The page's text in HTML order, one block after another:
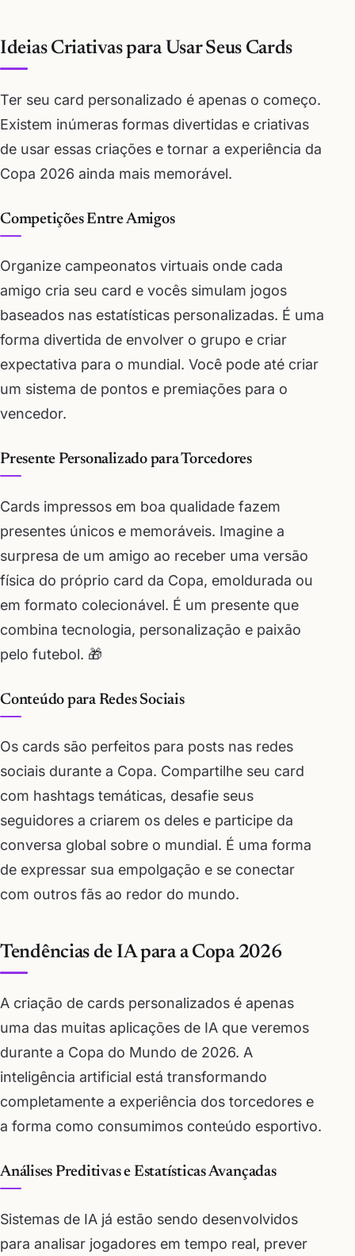
Ideias Criativas para Usar Seus Cards
Ter seu card personalizado é apenas o começo.
Existem inúmeras formas divertidas e criativas
de usar essas criações e tornar a experiência da
Copa 2026 ainda mais memorável.
Competições Entre Amigos
Organize campeonatos virtuais onde cada
amigo cria seu card e vocês simulam jogos
baseados nas estatísticas personalizadas. É uma
forma divertida de envolver o grupo e criar
expectativa para o mundial. Você pode até criar
um sistema de pontos e premiações para o
vencedor.
Presente Personalizado para Torcedores
Cards impressos em boa qualidade fazem
presentes únicos e memoráveis. Imagine a
surpresa de um amigo ao receber uma versão
física do próprio card da Copa, emoldurada ou
em formato colecionável. É um presente que
combina tecnologia, personalização e paixão
pelo futebol. 🎁
Conteúdo para Redes Sociais
Os cards são perfeitos para posts nas redes
sociais durante a Copa. Compartilhe seu card
com hashtags temáticas, desafie seus
seguidores a criarem os deles e participe da
conversa global sobre o mundial. É uma forma
de expressar sua empolgação e se conectar
com outros fãs ao redor do mundo.
Tendências de IA para a Copa 2026
A criação de cards personalizados é apenas
uma das muitas aplicações de IA que veremos
durante a Copa do Mundo de 2026. A
inteligência artificial está transformando
completamente a experiência dos torcedores e
a forma como consumimos conteúdo esportivo.
Análises Preditivas e Estatísticas Avançadas
Sistemas de IA já estão sendo desenvolvidos
para analisar jogadores em tempo real, prever